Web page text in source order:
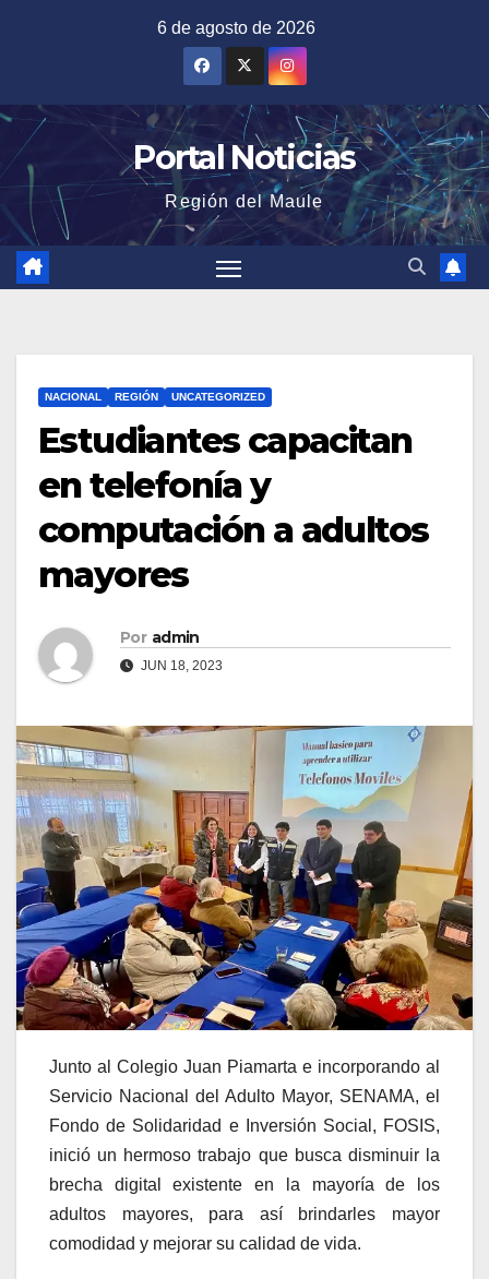
6 de agosto de 2026
Portal Noticias
Región del Maule
NACIONAL REGIÓN UNCATEGORIZED
Estudiantes capacitan
en telefonía y
computación a adultos
mayores
Por admin
JUN 18, 2023
Junto al Colegio Juan Piamarta e incorporando al
Servicio Nacional del Adulto Mayor, SENAMA, el
Fondo de Solidaridad e Inversión Social, FOSIS,
inició un hermoso trabajo que busca disminuir la
brecha digital existente en la mayoría de los
adultos mayores, para así brindarles mayor
comodidad y mejorar su calidad de vida.